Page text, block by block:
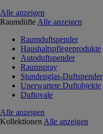
Alle anzeigen
Raumdüfte Alle anzeigen
Raumduftspender
Haushaltspflegeprodukte
Autoduftspender
Raumspray
Stundenglas-Duftspender
Unerwartete Duftobjekte
Duftovale
Alle anzeigen
Kollektionen Alle anzeigen